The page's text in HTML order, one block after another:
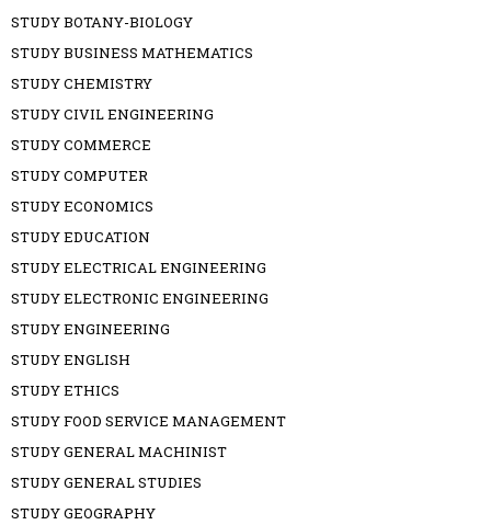
STUDY BOTANY-BIOLOGY
STUDY BUSINESS MATHEMATICS
STUDY CHEMISTRY
STUDY CIVIL ENGINEERING
STUDY COMMERCE
STUDY COMPUTER
STUDY ECONOMICS
STUDY EDUCATION
STUDY ELECTRICAL ENGINEERING
STUDY ELECTRONIC ENGINEERING
STUDY ENGINEERING
STUDY ENGLISH
STUDY ETHICS
STUDY FOOD SERVICE MANAGEMENT
STUDY GENERAL MACHINIST
STUDY GENERAL STUDIES
STUDY GEOGRAPHY